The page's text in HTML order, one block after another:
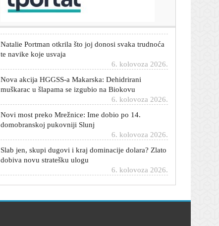
prometa u srpnju u županiji
Natalie Portman otkrila što joj donosi svaka trudnoća
te navike koje usvaja
Nova akcija HGGSS-a Makarska: Dehidrirani
muškarac u šlapama se izgubio na Biokovu
6. kolovoza 2026.
Novi most preko Mrežnice: Ime dobio po 14.
domobranskoj pukovniji Slunj
6. kolovoza 2026.
Slab jen, skupi dugovi i kraj dominacije dolara? Zlato
dobiva novu stratešku ulogu
6. kolovoza 2026.
Most o Uskokovom izvješću iz Gospića: 'Tko sada